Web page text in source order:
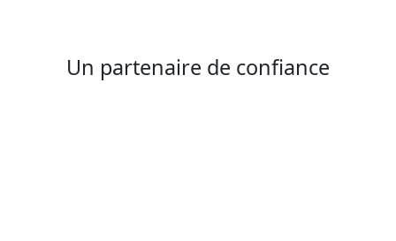
Un partenaire de confiance